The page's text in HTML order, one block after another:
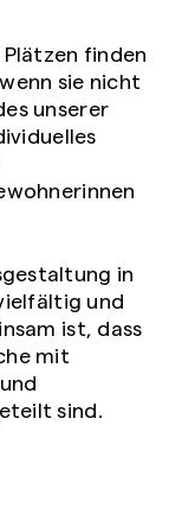
finden
sie nicht
unserer
in
und
ist, dass
mit
sind.